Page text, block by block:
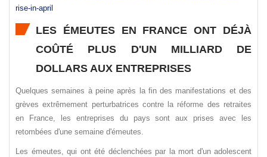
rise-in-april
LES ÉMEUTES EN FRANCE ONT DÉJÀ
COÛTÉ PLUS D'UN MILLIARD DE
DOLLARS AUX ENTREPRISES
Quelques semaines à peine après la fin des manifestations et des
grèves extrêmement perturbatrices contre la réforme des retraites
en France, les entreprises du pays sont aux prises avec les
retombées d'une semaine d'émeutes.
Les émeutes, qui ont été déclenchées par la mort d'un adolescent